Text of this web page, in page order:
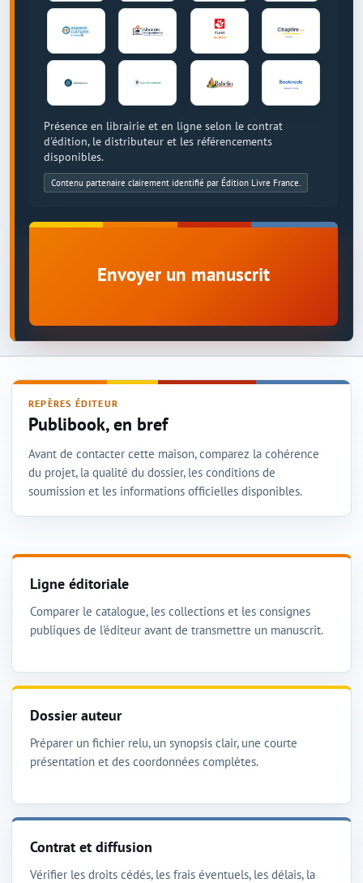
Présence en librairie et en ligne selon le contrat
d'édition, le distributeur et les référencements
disponibles.
Contenu partenaire clairement identifié par Édition Livre France.
Envoyer un manuscrit
REPÈRES ÉDITEUR
Publibook, en bref
Avant de contacter cette maison, comparez la cohérence
du projet, la qualité du dossier, les conditions de
soumission et les informations officielles disponibles.
Ligne éditoriale
Comparer le catalogue, les collections et les consignes
publiques de l'éditeur avant de transmettre un manuscrit.
Dossier auteur
Préparer un fichier relu, un synopsis clair, une courte
présentation et des coordonnées complètes.
Contrat et diffusion
Vérifier les droits cédés, les frais éventuels, les délais, la